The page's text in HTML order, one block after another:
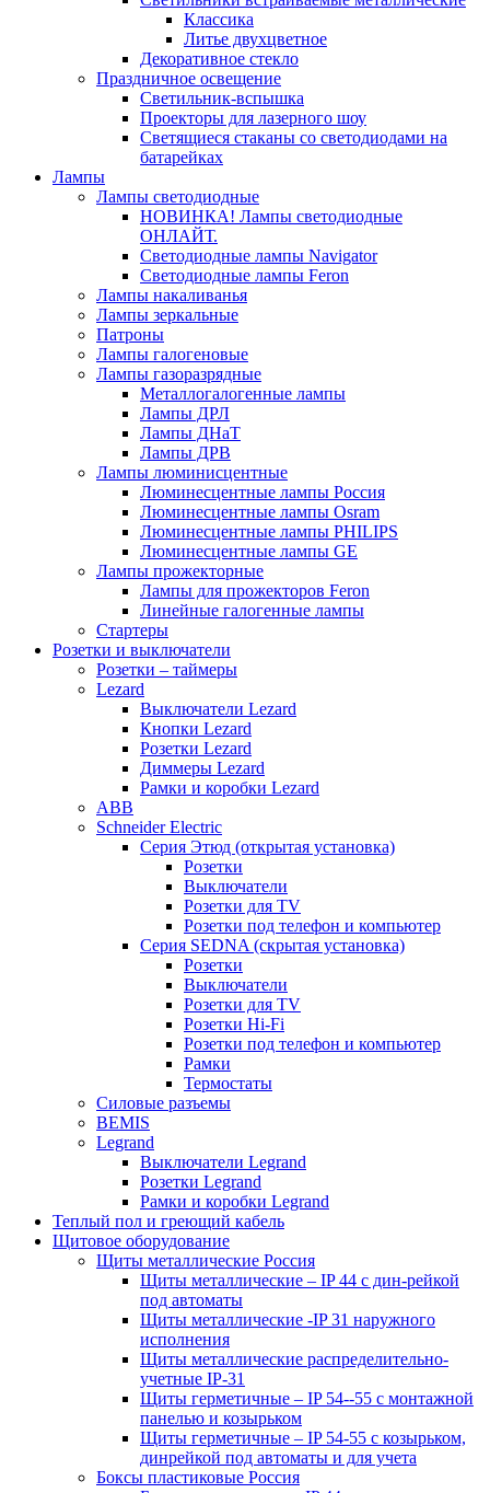
Классика
Литье двухцветное
Декоративное стекло
Праздничное освещение
Светильник-вспышка
Проекторы для лазерного шоу
Светящиеся стаканы со светодиодами на
батарейках
Лампы
Лампы светодиодные
НОВИНКА! Лампы светодиодные
ОНЛАЙТ.
Светодиодные лампы Navigator
Светодиодные лампы Feron
Лампы накаливанья
Лампы зеркальные
Патроны
Лампы галогеновые
Лампы газоразрядные
Металлогалогенные лампы
Лампы ДРЛ
Лампы ДНаТ
Лампы ДРВ
Лампы люминисцентные
Люминесцентные лампы Россия
Люминесцентные лампы Osram
Люминесцентные лампы PHILIPS
Люминесцентные лампы GE
Лампы прожекторные
Лампы для прожекторов Feron
Линейные галогенные лампы
Стартеры
Розетки и выключатели
Розетки – таймеры
Lezard
Выключатели Lezard
Кнопки Lezard
Розетки Lezard
Диммеры Lezard
Рамки и коробки Lezard
ABB
Schneider Electric
Серия Этюд (открытая установка)
Розетки
Выключатели
Розетки для TV
Розетки под телефон и компьютер
Серия SEDNA (скрытая установка)
Розетки
Выключатели
Розетки для TV
Розетки Hi-Fi
Розетки под телефон и компьютер
Рамки
Термостаты
Силовые разъемы
BEMIS
Legrand
Выключатели Legrand
Розетки Legrand
Рамки и коробки Legrand
Теплый пол и греющий кабель
Щитовое оборудование
Щиты металлические Россия
Щиты металлические – IP 44 с дин-рейкой
под автоматы
Щиты металлические -IP 31 наружного
исполнения
Щиты металлические распределительно-
учетные IP-31
Щиты герметичные – IP 54--55 с монтажной
панелью и козырьком
Щиты герметичные – IP 54-55 с козырьком,
динрейкой под автоматы и для учета
Боксы пластиковые Россия